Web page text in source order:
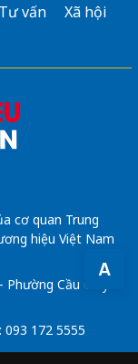
A
Tư vấn
Xã hội
cơ quan Trung
hiệu Việt Nam
Cầu Giấy -
093 172 5555